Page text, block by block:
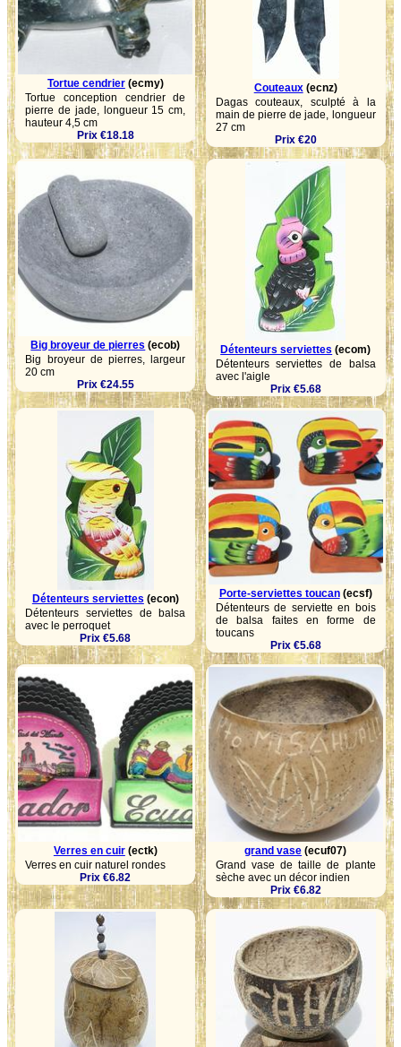
Tortue cendrier(ecmy)
Tortue conception cendrier de
pierre de jade, longueur 15 cm,
hauteur 4,5 cm
Prix €18.18
Couteaux(ecnz)
Dagas couteaux, sculpté à la
main de pierre de jade, longueur
27 cm
Prix €20
Big broyeur de pierres (ecob)
Big broyeur de pierres, largeur
20 cm
Prix €24.55
Détenteurs serviettes (ecom)
Détenteurs serviettes de balsa
avec l'aigle
Prix €5.68
Détenteurs serviettes (econ)
Détenteurs serviettes de balsa
avec le perroquet
Prix €5.68
Porte-serviettes toucan(ecsf)
Détenteurs de serviette en bois
de balsa faites en forme de
toucans
Prix €5.68
Verres en cuir(ectk)
Verres en cuir naturel rondes
Prix €6.82
grand vase (ecuf07)
Grand vase de taille de plante
sèche avec un décor indien
Prix €6.82